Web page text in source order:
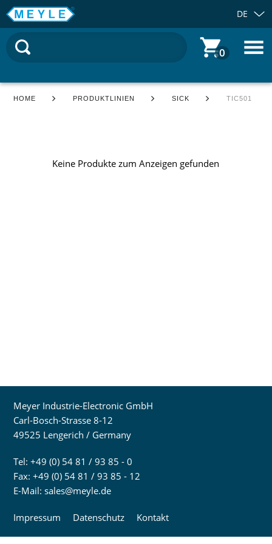
DE
0
HOME PRODUKTLINIEN SICK TIC501
Keine Produkte zum Anzeigen gefunden
Meyer Industrie-Electronic GmbH
Carl-Bosch-Strasse 8-12
49525 Lengerich / Germany
Tel: +49 (0) 54 81 / 93 85 - 0
Fax: +49 (0) 54 81 / 93 85 - 12
E-Mail:sales@meyle.de
Impressum Datenschutz Kontakt